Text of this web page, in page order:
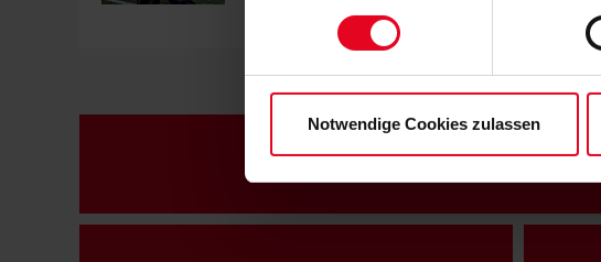
Soweit Sie „Notwendige Cookies“
Notwendige Cookies zulassen
FAN